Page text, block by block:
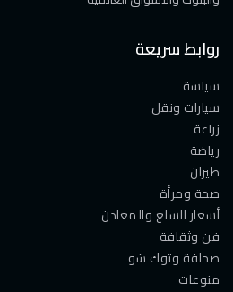
روابط سريعة
سياسة
سيارات ونقل
زراعة
رياضة
طيران
صحة ومرأة
أسعار السلع والمعادن
فن وثقافة
صحافة وتوك شو
منوعات